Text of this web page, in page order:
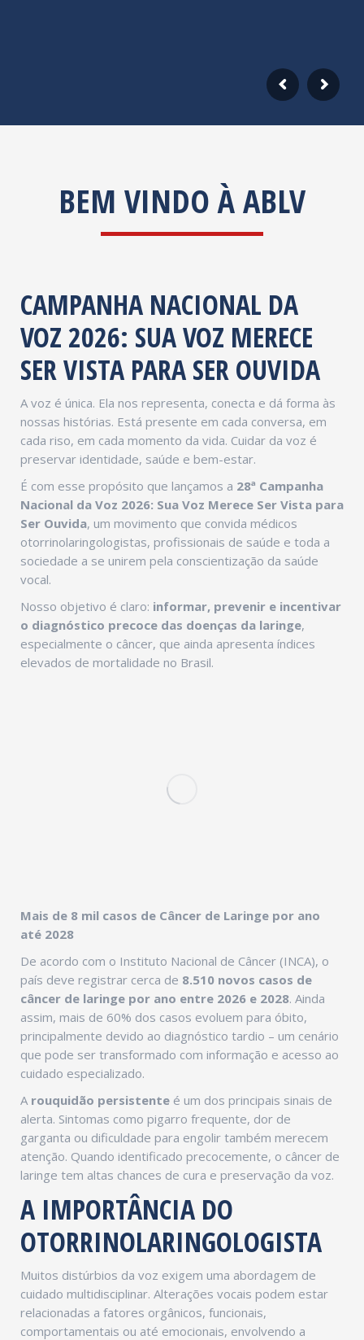
BEM VINDO À ABLV
CAMPANHA NACIONAL DA
VOZ 2026: SUA VOZ MERECE
SER VISTA PARA SER OUVIDA
A voz é única. Ela nos representa, conecta e dá forma às
nossas histórias. Está presente em cada conversa, em
cada riso, em cada momento da vida. Cuidar da voz é
preservar identidade, saúde e bem-estar.
É com esse propósito que lançamos a 28ª Campanha
Nacional da Voz 2026: Sua Voz Merece Ser Vista para
Ser Ouvida, um movimento que convida médicos
otorrinolaringologistas, profissionais de saúde e toda a
sociedade a se unirem pela conscientização da saúde
vocal.
Nosso objetivo é claro: informar, prevenir e incentivar
o diagnóstico precoce das doenças da laringe,
especialmente o câncer, que ainda apresenta índices
elevados de mortalidade no Brasil.
Mais de 8 mil casos de Câncer de Laringe por ano
até 2028
De acordo com o Instituto Nacional de Câncer (INCA), o
país deve registrar cerca de 8.510 novos casos de
câncer de laringe por ano entre 2026 e 2028. Ainda
assim, mais de 60% dos casos evoluem para óbito,
principalmente devido ao diagnóstico tardio – um cenário
que pode ser transformado com informação e acesso ao
cuidado especializado.
A rouquidão persistente é um dos principais sinais de
alerta. Sintomas como pigarro frequente, dor de
garganta ou dificuldade para engolir também merecem
atenção. Quando identificado precocemente, o câncer de
laringe tem altas chances de cura e preservação da voz.
A IMPORTÂNCIA DO
OTORRINOLARINGOLOGISTA
Muitos distúrbios da voz exigem uma abordagem de
cuidado multidisciplinar. Alterações vocais podem estar
relacionadas a fatores orgânicos, funcionais,
comportamentais ou até emocionais, envolvendo a